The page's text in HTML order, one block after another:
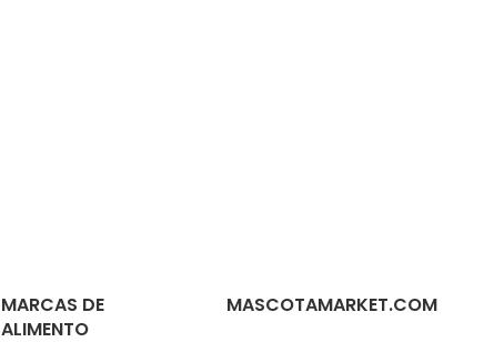
MARCAS DE
ALIMENTO
MASCOTAMARKET.COM